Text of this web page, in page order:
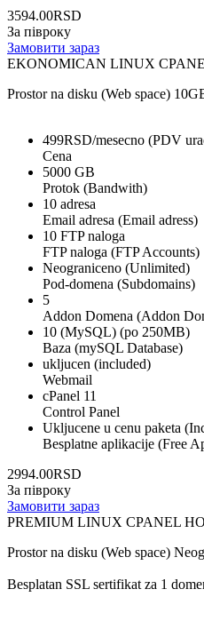
3594.00RSD
За півроку
Замовити зараз
EKONOMICAN LINUX
Prostor na disku (Web space)
499RSD/mesecno (PDV
Cena
5000 GB
Protok (Bandwith)
10 adresa
Email adresa (Email adress)
10 FTP naloga
FTP naloga (FTP Accounts)
Neograniceno (Unlimited)
Pod-domena (Subdomains)
5
Addon Domena (Addon
10 (MySQL) (po 250MB)
Baza (mySQL Database)
ukljucen (included)
Webmail
cPanel 11
Control Panel
Ukljucene u cenu paketa
Besplatne aplikacije (Free
2994.00RSD
За півроку
Замовити зараз
PREMIUM LINUX CPANEL
Prostor na disku (Web space)
Besplatan SSL sertifikat za 1